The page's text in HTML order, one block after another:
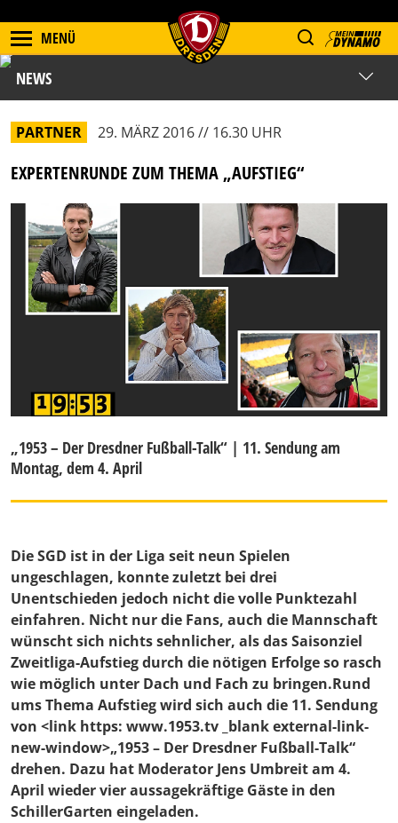
MENÜ
NEWS
PARTNER 29. MÄRZ 2016 // 16.30 UHR
EXPERTENRUNDE ZUM THEMA „AUFSTIEG“
„1953 – Der Dresdner Fußball-Talk“ | 11. Sendung am
Montag, dem 4. April
Die SGD ist in der Liga seit neun Spielen
ungeschlagen, konnte zuletzt bei drei
Unentschieden jedoch nicht die volle Punktezahl
einfahren. Nicht nur die Fans, auch die Mannschaft
wünscht sich nichts sehnlicher, als das Saisonziel
Zweitliga-Aufstieg durch die nötigen Erfolge so rasch
wie möglich unter Dach und Fach zu bringen.Rund
ums Thema Aufstieg wird sich auch die 11. Sendung
von <link https: www.1953.tv _blank external-link-
new-window>„1953 – Der Dresdner Fußball-Talk“
drehen. Dazu hat Moderator Jens Umbreit am 4.
April wieder vier aussagekräftige Gäste in den
SchillerGarten eingeladen.